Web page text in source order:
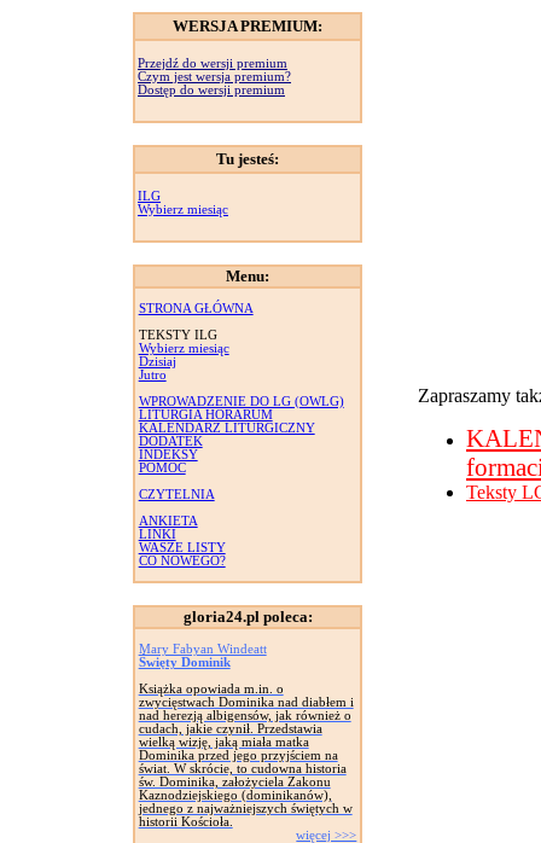
WERSJA PREMIUM:
Przejdź do wersji premium
Czym jest wersja premium?
Dostęp do wersji premium
Tu jesteś:
ILG
Wybierz miesiąc
Menu:
STRONA GŁÓWNA
TEKSTY ILG
Wybierz miesiąc
Dzisiaj
Jutro
WPROWADZENIE DO LG (OWLG)
LITURGIA HORARUM
KALENDARZ LITURGICZNY
DODATEK
INDEKSY
POMOC
CZYTELNIA
ANKIETA
LINKI
WASZE LISTY
CO NOWEGO?
gloria24.pl poleca:
Mary Fabyan Windeatt
Święty Dominik
Książka opowiada m.in. o
zwycięstwach Dominika nad diabłem i
nad herezją albigensów, jak również o
cudach, jakie czynił. Przedstawia
wielką wizję, jaką miała matka
Dominika przed jego przyjściem na
świat. W skrócie, to cudowna historia
św. Dominika, założyciela Zakonu
Kaznodziejskiego (dominikanów),
jednego z najważniejszych świętych w
historii Kościoła.
więcej >>>
Zapraszamy
Teksty